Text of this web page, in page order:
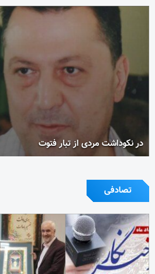
در نکوداشت مردی از تبار فتوت
تصادفی